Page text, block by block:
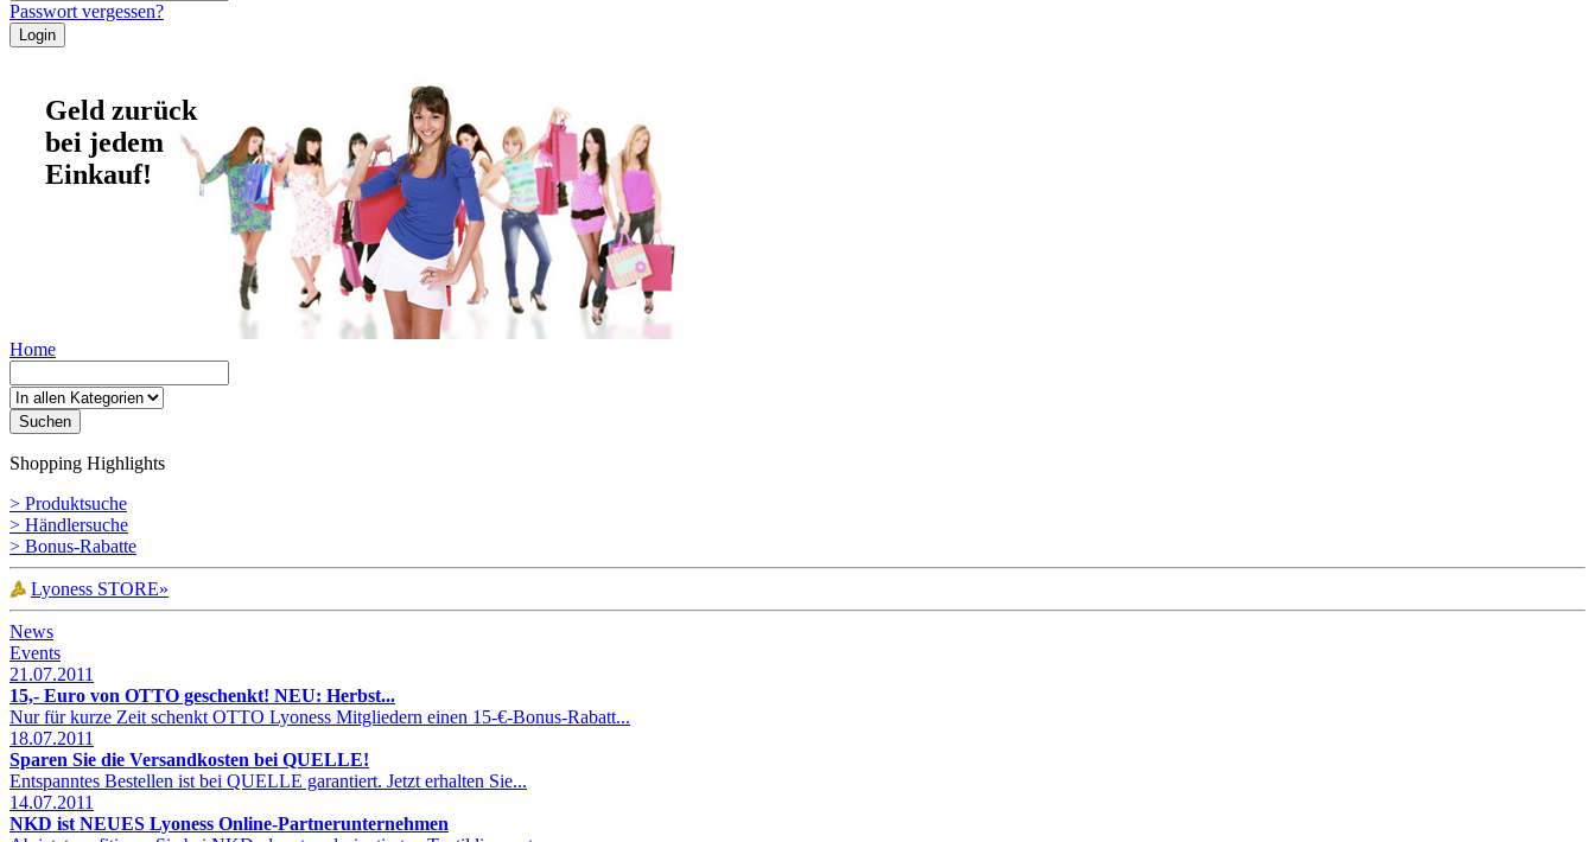
Passwort vergessen?
Geld zurück
bei jedem
Einkauf!
Home
Shopping Highlights
> Produktsuche
> Händlersuche
> Bonus-Rabatte
Lyoness STORE»
News
Events
21.07.2011
15,- Euro von OTTO geschenkt! NEU: Herbst...
Nur für kurze Zeit schenkt OTTO Lyoness Mitgliedern einen 15-€-Bonus-Rabatt...
18.07.2011
Sparen Sie die Versandkosten bei QUELLE!
Entspanntes Bestellen ist bei QUELLE garantiert. Jetzt erhalten Sie...
14.07.2011
NKD ist NEUES Lyoness Online-Partnerunternehmen